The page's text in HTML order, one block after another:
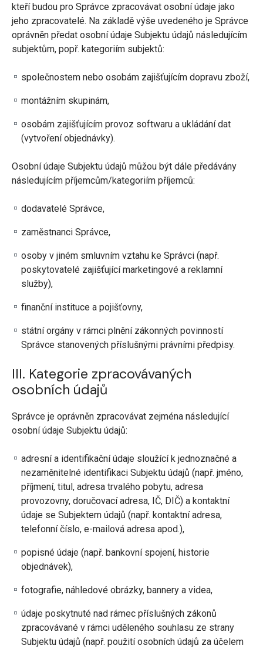
kteří budou pro Správce zpracovávat osobní údaje jako
jeho zpracovatelé. Na základě výše uvedeného je Správce
oprávněn předat osobní údaje Subjektu údajů následujícím
subjektům, popř. kategoriím subjektů:
společnostem nebo osobám zajišťujícím dopravu zboží,
montážním skupinám,
osobám zajišťujícím provoz softwaru a ukládání dat
(vytvoření objednávky).
Osobní údaje Subjektu údajů můžou být dále předávány
následujícím příjemcům/kategoriím příjemců:
dodavatelé Správce,
zaměstnanci Správce,
osoby v jiném smluvním vztahu ke Správci (např.
poskytovatelé zajišťující marketingové a reklamní
služby),
finanční instituce a pojišťovny,
státní orgány v rámci plnění zákonných povinností
Správce stanovených příslušnými právními předpisy.
III. Kategorie zpracovávaných
osobních údajů
Správce je oprávněn zpracovávat zejména následující
osobní údaje Subjektu údajů:
adresní a identifikační údaje sloužící k jednoznačné a
nezaměnitelné identifikaci Subjektu údajů (např. jméno,
příjmení, titul, adresa trvalého pobytu, adresa
provozovny, doručovací adresa, IČ, DIČ) a kontaktní
údaje se Subjektem údajů (např. kontaktní adresa,
telefonní číslo, e-mailová adresa apod.),
popisné údaje (např. bankovní spojení, historie
objednávek),
fotografie, náhledové obrázky, bannery a videa,
údaje poskytnuté nad rámec příslušných zákonů
zpracovávané v rámci uděleného souhlasu ze strany
Subjektu údajů (např. použití osobních údajů za účelem